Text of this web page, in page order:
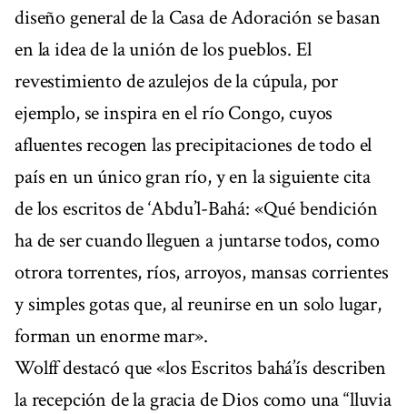
diseño general de la Casa de Adoración se basan
en la idea de la unión de los pueblos. El
revestimiento de azulejos de la cúpula, por
ejemplo, se inspira en el río Congo, cuyos
afluentes recogen las precipitaciones de todo el
país en un único gran río, y en la siguiente cita
de los escritos de ‘Abdu’l-Bahá: «Qué bendición
ha de ser cuando lleguen a juntarse todos, como
otrora torrentes, ríos, arroyos, mansas corrientes
y simples gotas que, al reunirse en un solo lugar,
forman un enorme mar».
Wolff destacó que «los Escritos bahá’ís describen
la recepción de la gracia de Dios como una “lluvia